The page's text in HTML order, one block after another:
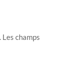
Les champs